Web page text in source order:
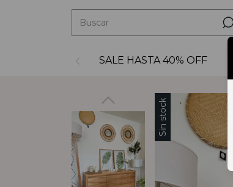
SALE HASTA 40% OFF
Sin stock